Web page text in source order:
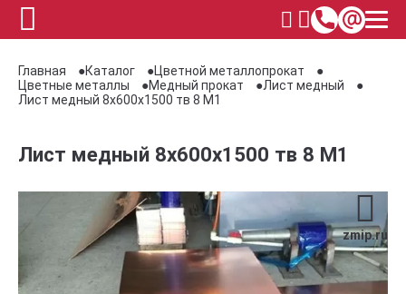
Главная Каталог
Цветной металлопрокат
Цветные металлы
Медный прокат
Лист медный
Лист медный 8х600х1500 тв 8 М1
Лист медный 8х600х1500 тв 8 М1
zmip.ru